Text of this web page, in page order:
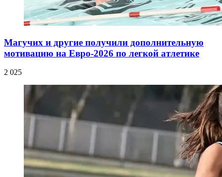
Магучих и другие получили дополнительную
мотивацию на Евро-2026 по легкой атлетике
2 025